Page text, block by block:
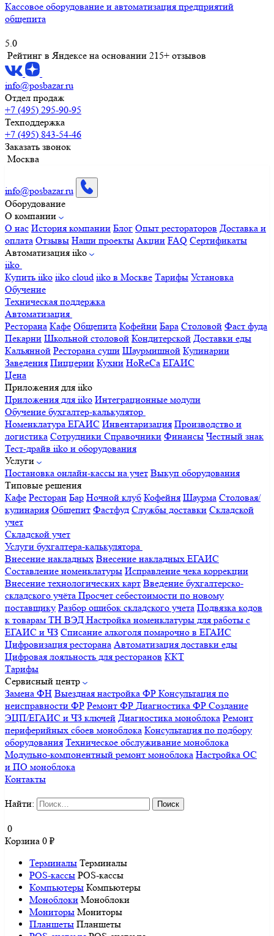
Кассовое оборудование и автоматизация предприятий
общепита
5.0
Рейтинг в Яндексе на основании 215+ отзывов
info@posbazar.ru
Отдел продаж
+7 (495) 295-90-95
Техподдержка
+7 (495) 843-54-46
Заказать звонок
Москва
info@posbazar.ru
Оборудование
О компании
О нас История компании Блог Опыт рестораторов Доставка и
оплата Отзывы Наши проекты Акции FAQ Сертификаты
Автоматизация iiko
iiko
Купить iiko iiko cloud iiko в Москве Тарифы Установка
Обучение
Техническая поддержка
Автоматизация
Ресторана Кафе Общепита Кофейни Бара Столовой Фаст фуда
Пекарни Школьной столовой Кондитерской Доставки еды
Кальянной Ресторана суши Шаурмишной Кулинарии
Заведения Пиццерии Кухни HoReCa ЕГАИС
Цена
Приложения для iiko
Приложения для iiko Интеграционные модули
Обучение бухгалтер-калькулятор
Номенклатура ЕГАИС Инвентаризация Производство и
логистика Сотрудники Справочники Финансы Честный знак
Тест-драйв iiko и оборудования
Услуги
Постановка онлайн-кассы на учет Выкуп оборудования
Типовые решения
Кафе Ресторан Бар Ночной клуб Кофейня Шаурма Столовая/
кулинария Общепит Фастфуд Службы доставки Складской
учет
Складской учет
Услуги бухгалтера-калькулятора
Внесение накладных Внесение накладных ЕГАИС
Составление номенклатуры Исправление чека коррекции
Внесение технологических карт Введение бухгалтерско-
складского учёта Просчет себестоимости по новому
поставщику Разбор ошибок складского учета Подвязка кодов
к товарам ТН ВЭД Настройка номенклатуры для работы с
ЕГАИС и ЧЗ Списание алкоголя помарочно в ЕГАИС
Цифровизация ресторана Автоматизация доставки еды
Цифровая лояльность для ресторанов ККТ
Тарифы
Сервисный центр
Замена ФН Выездная настройка ФР Консультация по
неисправности ФР Ремонт ФР Диагностика ФР Создание
ЭЦП/ЕГАИС и ЧЗ ключей Диагностика моноблока Ремонт
периферийных сбоев моноблока Консультация по подбору
оборудования Техническое обслуживание моноблока
Модульно-компонентный ремонт моноблока Настройка ОС
и ПО моноблока
Контакты
Найти:
0
Корзина 0 ₽
Терминалы Терминалы
POS-кассы POS-кассы
Компьютеры Компьютеры
Моноблоки Моноблоки
Мониторы Мониторы
Планшеты Планшеты